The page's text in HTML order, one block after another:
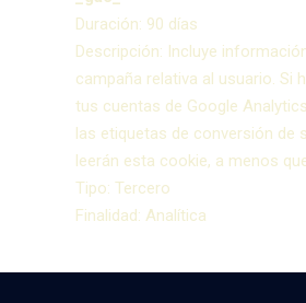
Duración: 90 días
Descripción: Incluye
campaña relativa al usuario. Si
tus cuentas de Google
las etiquetas de conversión de
leerán esta cookie, a menos
Tipo: Tercero
Finalidad: Analítica